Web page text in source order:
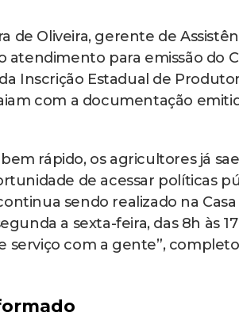
de Oliveira, gerente de
atendimento para emissão do
da Inscrição Estadual de
com a documentação
rápido, os agricultores já
de acessar políticas
sendo realizado na
a sexta-feira, das 8h às
serviço com a gente”,